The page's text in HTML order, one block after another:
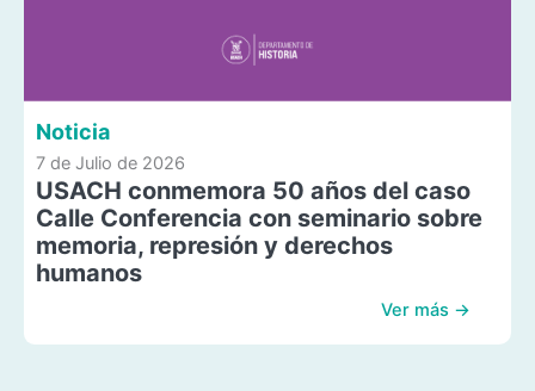
Noticia
7 de Julio de 2026
USACH conmemora 50 años del caso
Calle Conferencia con seminario sobre
memoria, represión y derechos
humanos
Ver más →